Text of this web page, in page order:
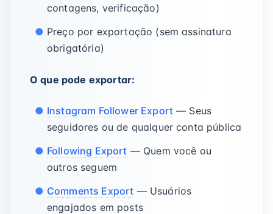
contagens, verificação)
Preço por exportação (sem assinatura
obrigatória)
O que pode exportar:
Instagram Follower Export — Seus
seguidores ou de qualquer conta pública
Following Export — Quem você ou
outros seguem
Comments Export — Usuários
engajados em posts